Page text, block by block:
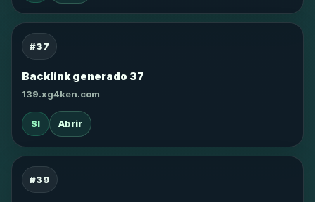
#37
Backlink generado 37
139.xg4ken.com
SI Abrir
#39